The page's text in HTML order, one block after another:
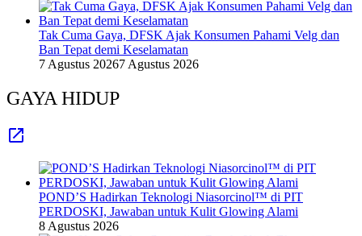
Tak Cuma Gaya, DFSK Ajak Konsumen Pahami Velg dan
Ban Tepat demi Keselamatan
7 Agustus 20267 Agustus 2026
GAYA HIDUP
POND’S Hadirkan Teknologi Niasorcinol™ di PIT
PERDOSKI, Jawaban untuk Kulit Glowing Alami
8 Agustus 2026